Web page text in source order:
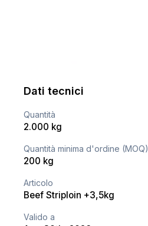
Dati tecnici
Quantità
2.000 kg
Quantità minima d'ordine (MOQ)
200 kg
Articolo
Beef Striploin +3,5kg
Valido a